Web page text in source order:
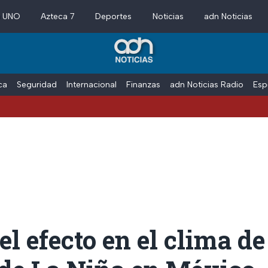
Azteca 7 Deportes Noticias adn Noticias
Seguridad Internacional Finanzas adn Noticias Radio
efecto en el clima